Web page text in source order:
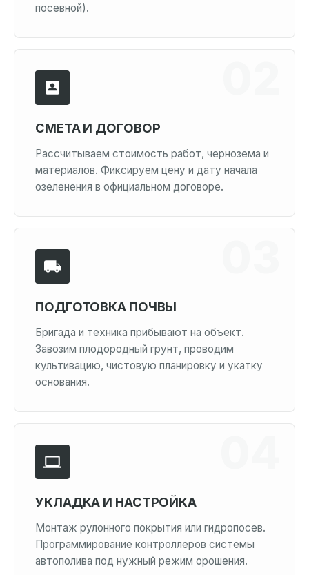
посевной).
СМЕТА И ДОГОВОР
Рассчитываем стоимость работ, чернозема и
материалов. Фиксируем цену и дату начала
озеленения в официальном договоре.
ПОДГОТОВКА ПОЧВЫ
Бригада и техника прибывают на объект.
Завозим плодородный грунт, проводим
культивацию, чистовую планировку и укатку
основания.
УКЛАДКА И НАСТРОЙКА
Монтаж рулонного покрытия или гидропосев.
Программирование контроллеров системы
автополива под нужный режим орошения.